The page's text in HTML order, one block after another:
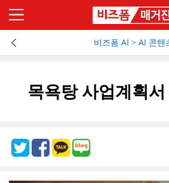
비즈폼 AI > AI 콘텐
목욕탕 사업계획